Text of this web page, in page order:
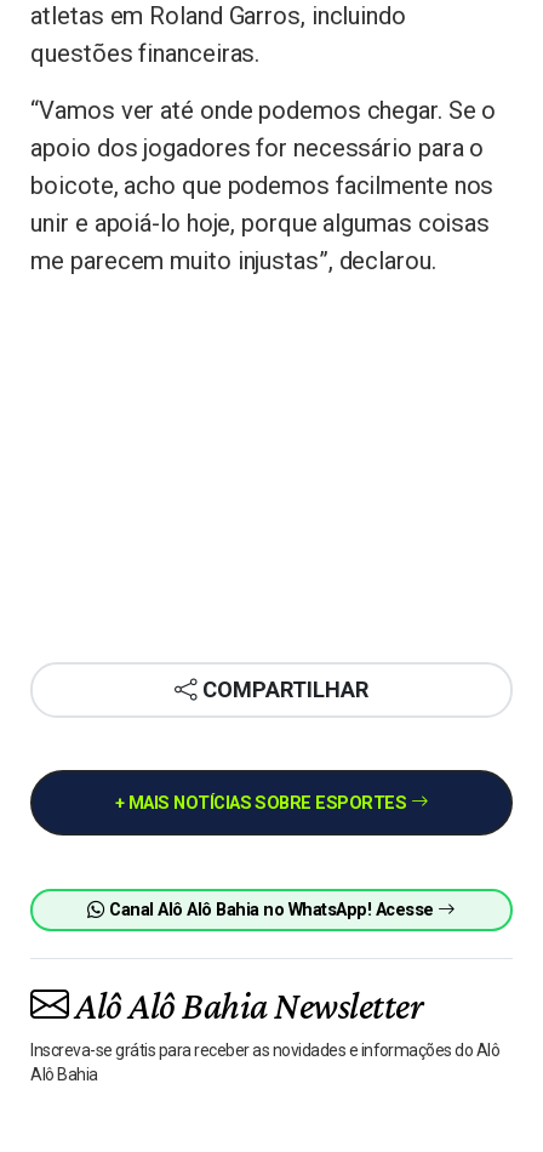
atletas em Roland Garros, incluindo
questões financeiras.
“Vamos ver até onde podemos chegar. Se o
apoio dos jogadores for necessário para o
boicote, acho que podemos facilmente nos
unir e apoiá-lo hoje, porque algumas coisas
me parecem muito injustas”, declarou.
COMPARTILHAR
+ MAIS NOTÍCIAS SOBRE ESPORTES
Canal Alô Alô Bahia no WhatsApp! Acesse
Alô Alô Bahia Newsletter
Inscreva-se grátis para receber as novidades e informações do Alô
Alô Bahia